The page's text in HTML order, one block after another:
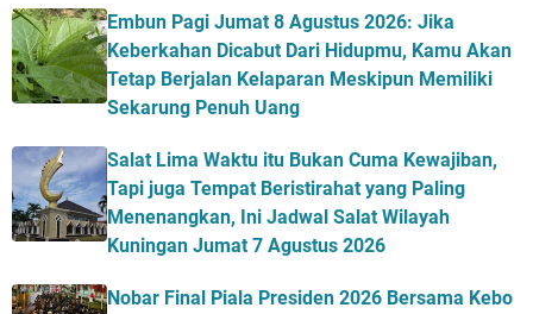
Embun Pagi Jumat 8 Agustus 2026: Jika
Keberkahan Dicabut Dari Hidupmu, Kamu Akan
Tetap Berjalan Kelaparan Meskipun Memiliki
Sekarung Penuh Uang
Salat Lima Waktu itu Bukan Cuma Kewajiban,
Tapi juga Tempat Beristirahat yang Paling
Menenangkan, Ini Jadwal Salat Wilayah
Kuningan Jumat 7 Agustus 2026
Nobar Final Piala Presiden 2026 Bersama Kebo